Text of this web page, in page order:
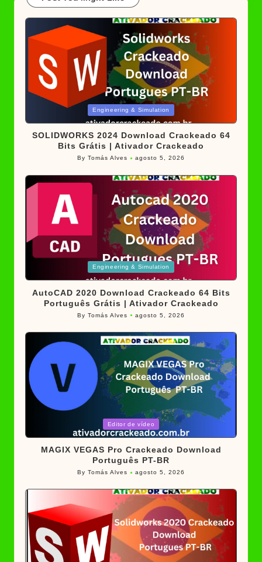
in
Engineering & Simulation
SOLIDWORKS 2024 Download Crackeado 64
Bits Grátis | Ativador Crackeado
Posted
ByTomás Alves agosto 5, 2026
in
Engineering & Simulation
AutoCAD 2020 Download Crackeado 64 Bits
Português Grátis | Ativador Crackeado
Posted
ByTomás Alves agosto 5, 2026
in
Editor de vídeo
MAGIX VEGAS Pro Crackeado Download
Português PT-BR
Posted
ByTomás Alves agosto 5, 2026